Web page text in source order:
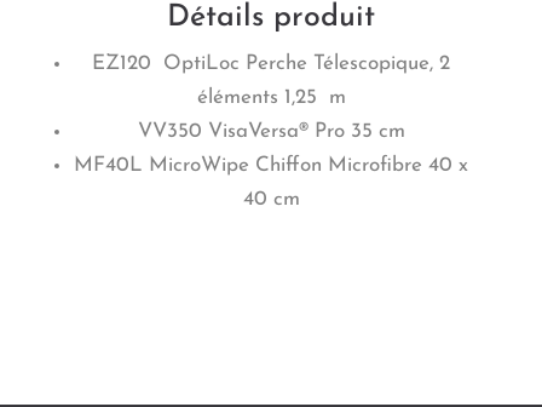
Détails produit
EZ120 OptiLoc Perche Télescopique, 2
éléments 1,25 m
VV350 VisaVersa® Pro 35 cm
MF40L MicroWipe Chiffon Microfibre 40 x
40 cm